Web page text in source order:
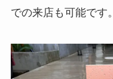
での来店も可能です。